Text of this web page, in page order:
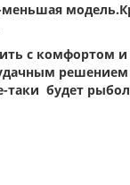
с комфортом и
будет